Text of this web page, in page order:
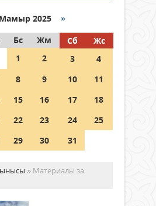
ж. 143
Қазақстан
дауыс бере
2025 »
Бс Жм Сб
Жс
1
2 3
4
8 9 10
11
15 16 17
18
22 23 24
25
29 30 31
» Материалы за